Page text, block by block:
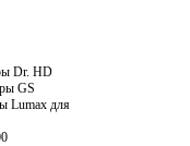
Dr. HD
GS
Lumax для